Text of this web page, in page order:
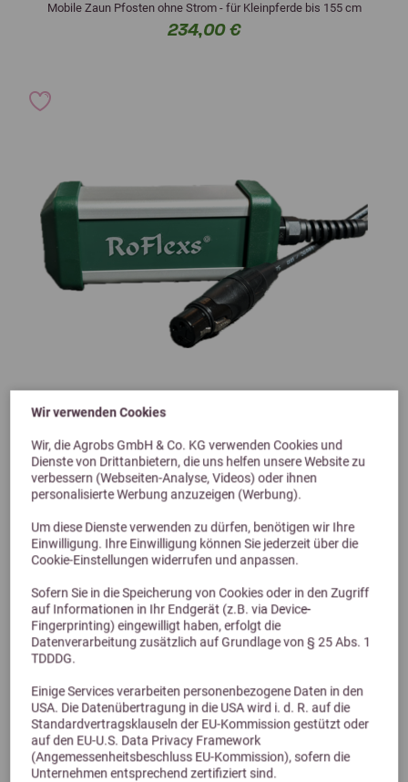
Wir verwenden Cookies
Wir, die Agrobs GmbH & Co. KG verwenden Cookies und
Dienste von Drittanbietern, die uns helfen unsere Website zu
verbessern (Webseiten-Analyse, Videos) oder ihnen
personalisierte Werbung anzuzeigen (Werbung).
Um diese Dienste verwenden zu dürfen, benötigen wir Ihre
Einwilligung. Ihre Einwilligung können Sie jederzeit über die
Cookie-Einstellungen widerrufen und anpassen.
Sofern Sie in die Speicherung von Cookies oder in den Zugriff
auf Informationen in Ihr Endgerät (z.B. via Device-
Fingerprinting) eingewilligt haben, erfolgt die
Datenverarbeitung zusätzlich auf Grundlage von § 25 Abs. 1
TDDDG.
Einige Services verarbeiten personenbezogene Daten in den
USA. Die Datenübertragung in die USA wird i. d. R. auf die
Standardvertragsklauseln der EU-Kommission gestützt oder
auf den EU-U.S. Data Privacy Framework
(Angemessenheitsbeschluss EU-Kommission), sofern die
Unternehmen entsprechend zertifiziert sind.
Mobile Zaun Pfosten ohne Strom - für Kleinpferde bis 155 cm
234,00 €
RoFlexs Premium 160 Akku Mini
Energie für unterwegs
89,00 €